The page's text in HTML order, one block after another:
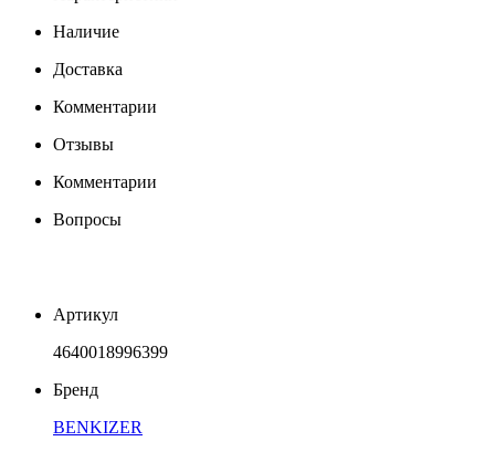
Наличие
Доставка
Комментарии
Отзывы
Комментарии
Вопросы
Артикул
4640018996399
Бренд
BENKIZER